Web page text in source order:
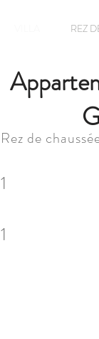
REZ
Rez de
1
1